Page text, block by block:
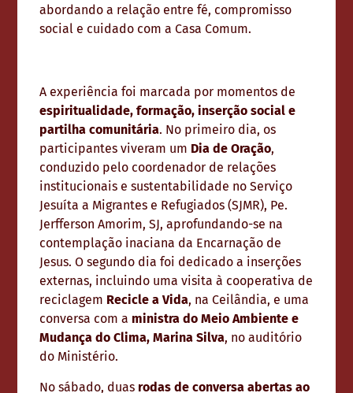
abordando a relação entre fé, compromisso
social e cuidado com a Casa Comum.
A experiência foi marcada por momentos de
espiritualidade, formação, inserção social e
partilha comunitária. No primeiro dia, os
participantes viveram um Dia de Oração,
conduzido pelo coordenador de relações
institucionais e sustentabilidade no Serviço
Jesuíta a Migrantes e Refugiados (SJMR), Pe.
Jerfferson Amorim, SJ, aprofundando-se na
contemplação inaciana da Encarnação de
Jesus. O segundo dia foi dedicado a inserções
externas, incluindo uma visita à cooperativa de
reciclagem Recicle a Vida, na Ceilândia, e uma
conversa com a ministra do Meio Ambiente e
Mudança do Clima, Marina Silva, no auditório
do Ministério.
No sábado, duas rodas de conversa abertas ao